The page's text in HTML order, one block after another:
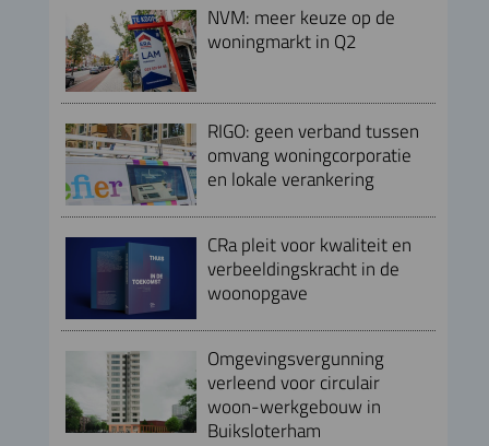
NVM: meer keuze op de
woningmarkt in Q2
RIGO: geen verband tussen
omvang woningcorporatie
en lokale verankering
CRa pleit voor kwaliteit en
verbeeldingskracht in de
woonopgave
Omgevingsvergunning
verleend voor circulair
woon-werkgebouw in
Buiksloterham